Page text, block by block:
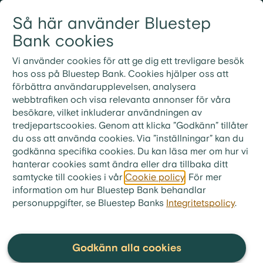
Så här använder Bluestep
Bank cookies
Vi använder cookies för att ge dig ett trevligare besök
hos oss på Bluestep Bank. Cookies hjälper oss att
förbättra användarupplevelsen, analysera
webbtrafiken och visa relevanta annonser för våra
besökare, vilket inkluderar användningen av
tredjepartscookies. Genom att klicka ”Godkänn” tillåter
du oss att använda cookies. Via ”inställningar” kan du
godkänna specifika cookies. Du kan läsa mer om hur vi
hanterar cookies samt ändra eller dra tillbaka ditt
samtycke till cookies i vår Cookie policy . För mer
information om hur Bluestep Bank behandlar
personuppgifter, se Bluestep Banks Integritetspolicy.
Godkänn alla cookies
Meny
Vanliga frågor och
svar
bluestep.se > Kundservice > Frågor & Svar
Bolån > Betalningar
Vad händer om jag inte kan
betala för bolånet?